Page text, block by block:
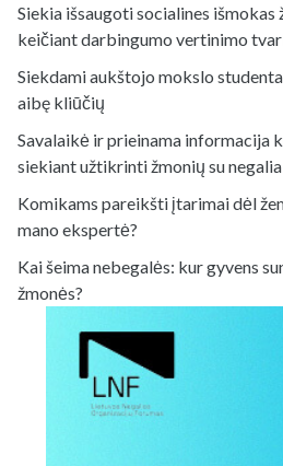
Siekia išsaugoti socialines išmokas
keičiant darbingumo vertinimo
Siekdami aukštojo mokslo
aibę kliūčių
Savalaikė ir prieinama informacija
siekiant užtikrinti žmonių su negalia
Komikams pareikšti įtarimai dėl
mano ekspertė?
Kai šeima nebegalės: kur gyvens
žmonės?